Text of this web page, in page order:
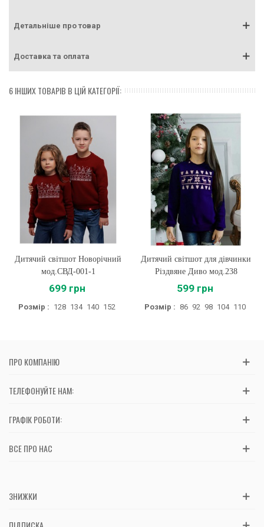
Детальніше про товар
Доставка та оплата
6 ІНШИХ ТОВАРІВ В ЦІЙ КАТЕГОРІЇ:
Дитячий світшот Новорічний
мод.СВД-001-1
699 грн
Розмір : 128 134 140 152
Дитячий світшот для дівчинки
Різдвяне Диво мод.238
599 грн
Розмір : 86 92 98 104 110
ПРО КОМПАНІЮ
ТЕЛЕФОНУЙТЕ НАМ:
ГРАФІК РОБОТИ:
ВСЕ ПРО НАС
ЗНИЖКИ